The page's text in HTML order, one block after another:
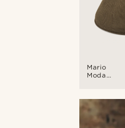
Mario
Moda
sapka